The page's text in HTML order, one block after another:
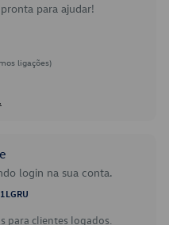
para ajudar!
ligações)
login na sua conta.
para clientes logados.